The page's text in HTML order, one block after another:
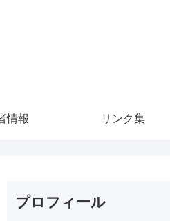
情報 リンク集
プロフィール